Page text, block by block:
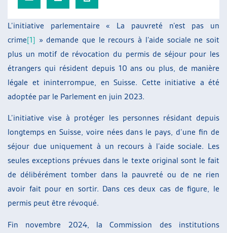
L’initiative parlementaire « La pauvreté n’est pas un
crime[1] » demande que le recours à l’aide sociale ne soit
plus un motif de révocation du permis de séjour pour les
étrangers qui résident depuis 10 ans ou plus, de manière
légale et ininterrompue, en Suisse. Cette initiative a été
adoptée par le Parlement en juin 2023.
L’initiative vise à protéger les personnes résidant depuis
longtemps en Suisse, voire nées dans le pays, d’une fin de
séjour due uniquement à un recours à l’aide sociale. Les
seules exceptions prévues dans le texte original sont le fait
de délibérément tomber dans la pauvreté ou de ne rien
avoir fait pour en sortir. Dans ces deux cas de figure, le
permis peut être révoqué.
Fin novembre 2024, la Commission des institutions